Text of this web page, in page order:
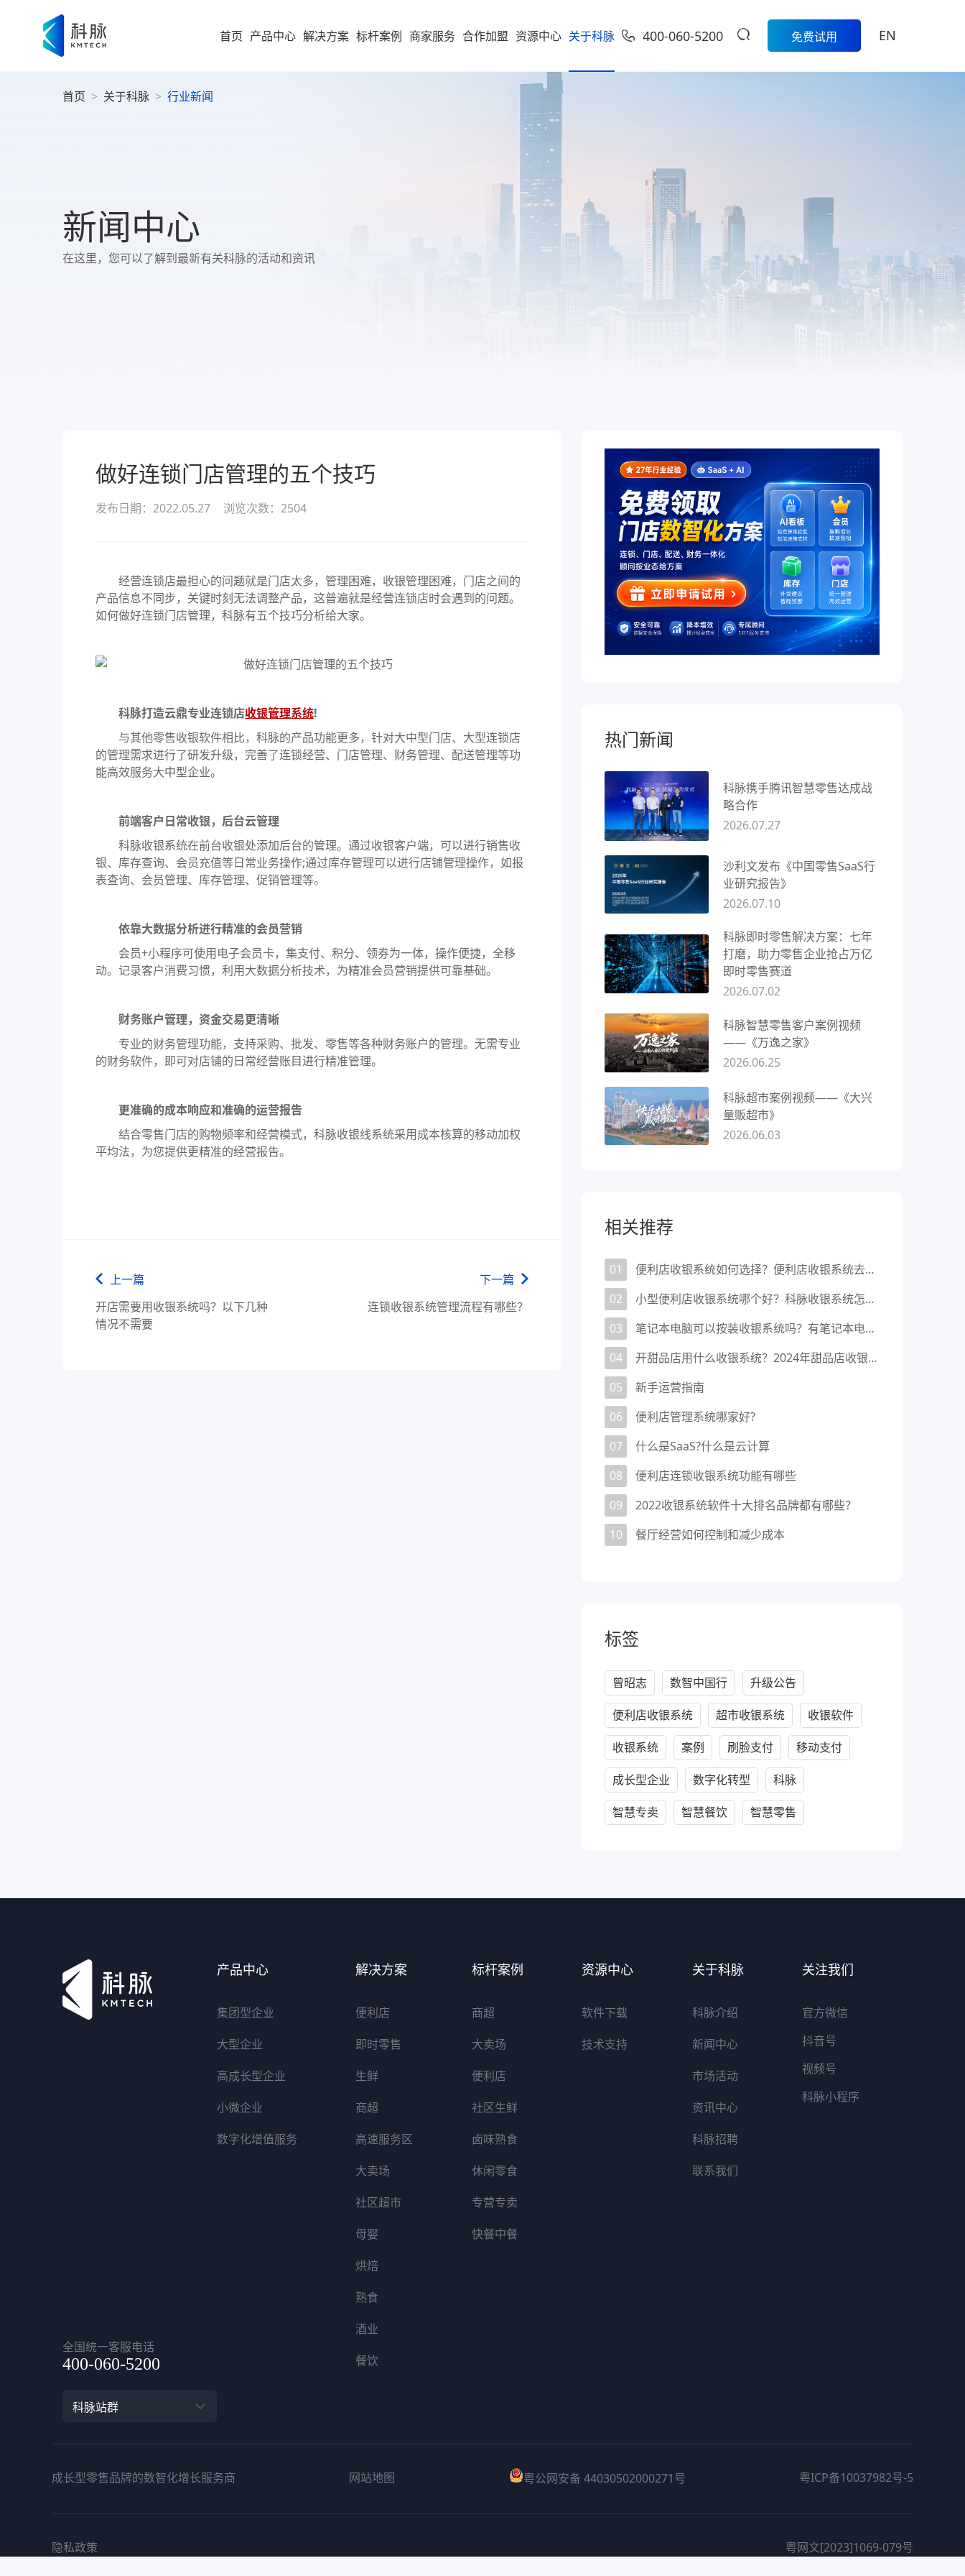
首页 产品中心
集团型企业
小微企业
为持续增长而生
科脉钱鲸云
服务于泛零售连锁企业的一
款可定制化的SaaS软件
提供私有化部署
解决方案
新零售解决方案
到店到家一体化经营，进销存智
能化管理，助力连锁便利店规模
细、更高效的日常管理。
商超
智能供应链管控、业务移动化管
理，助力商超行业效能全面升级
多元化门店经营、线上线下一体
化，助力大卖场行业进入智慧零
售时代
社区超市
数字化辅助管理、多元化精准营
销，助力母婴行业多渠道获客
烘焙
聚合流量资源、采供销协同一
体，助力烘焙行业轻松管店
标杆案例 商家服务 合作加盟 资源中心
社群生鲜
智慧零售
智慧餐饮
智慧专卖
增值服务
查询经销商
科脉AI客服
行沙龙报名入
学习中心
关于科脉
人才价值
人才招聘
扫码体验
400-060-5200 免费试用 EN
首页 > 关于科脉 > 行业新闻
新闻中心
在这里，您可以了解到最新有关科脉的活动和资讯
做好连锁门店管理的五个技巧
发布日期：2022.05.27 浏览次数： 2504
经营连锁店最担心的问题就是门店太多，管理困难，收银管理困难，门店之间的
产品信息不同步，关键时刻无法调整产品，这普遍就是经营连锁店时会遇到的问题。
如何做好连锁门店管理，科脉有五个技巧分析给大家。
科脉打造云鼎专业连锁店收银管理系统!
与其他零售收银软件相比，科脉的产品功能更多，针对大中型门店、大型连锁店
的管理需求进行了研发升级，完善了连锁经营、门店管理、财务管理、配送管理等功
能高效服务大中型企业。
前端客户日常收银，后台云管理
科脉收银系统在前台收银处添加后台的管理。通过收银客户端，可以进行销售收
银、库存查询、会员充值等日常业务操作;通过库存管理可以进行店铺管理操作，如报
表查询、会员管理、库存管理、促销管理等。
依靠大数据分析进行精准的会员营销
会员+小程序可使用电子会员卡，集支付、积分、领券为一体，操作便捷，全移
动。记录客户消费习惯，利用大数据分析技术，为精准会员营销提供可靠基础。
财务账户管理，资金交易更清晰
专业的财务管理功能，支持采购、批发、零售等各种财务账户的管理。无需专业
的财务软件，即可对店铺的日常经营账目进行精准管理。
更准确的成本响应和准确的运营报告
结合零售门店的购物频率和经营模式，科脉收银线系统采用成本核算的移动加权
平均法，为您提供更精准的经营报告。
上一篇
开店需要用收银系统吗？以下几种
情况不需要
下一篇
连锁收银系统管理流程有哪些？
热门新闻
科脉携手腾讯智慧零售达成战
略合作
2026.07.27
沙利文发布《中国零售SaaS行
业研究报告》
2026.07.10
科脉即时零售解决方案：七年
打磨，助力零售企业抢占万亿
即时零售赛道
2026.07.02
科脉智慧零售客户案例视频
——《万逸之家》
2026.06.25
科脉超市案例视频——《大兴
量贩超市》
2026.06.03
相关推荐
01
便利店收银系统如何选择？便利店收银系统去哪里买？
02
小型便利店收银系统哪个好？科脉收银系统怎么样？
03
笔记本电脑可以按装收银系统吗？有笔记本电脑用的收银软件吗？
04
开甜品店用什么收银系统？2024年甜品店收银软件选购指南
05
新手运营指南
06
便利店管理系统哪家好?
07
什么是SaaS?什么是云计算
08
便利店连锁收银系统功能有哪些
09
2022收银系统软件十大排名品牌都有哪些？
10
餐厅经营如何控制和减少成本
标签
曾昭志 数智中国行 升级公告
便利店收银系统 超市收银系统 收银软件
收银系统 案例 刷脸支付 移动支付
成长型企业 数字化转型 科脉
智慧专卖 智慧餐饮 智慧零售
全国统一客服电话
400-060-5200
科脉站群
产品中心
集团型企业
大型企业
高成长型企业
小微企业
数字化增值服务
解决方案
便利店
即时零售
生鲜
商超
高速服务区
大卖场
社区超市
母婴
烘焙
熟食
酒业
餐饮
标杆案例
商超
大卖场
便利店
社区生鲜
卤味熟食
休闲零食
专营专卖
快餐中餐
资源中心
软件下载
技术支持
关于科脉
科脉介绍
新闻中心
市场活动
资讯中心
科脉招聘
联系我们
关注我们
官方微信
抖音号
视频号
科脉小程序
成长型零售品牌的数智化增长服务商 网站地图 粤公网安备 44030502000271号 粤ICP备10037982号-5
隐私政策 粤网文[2023]1069-079号